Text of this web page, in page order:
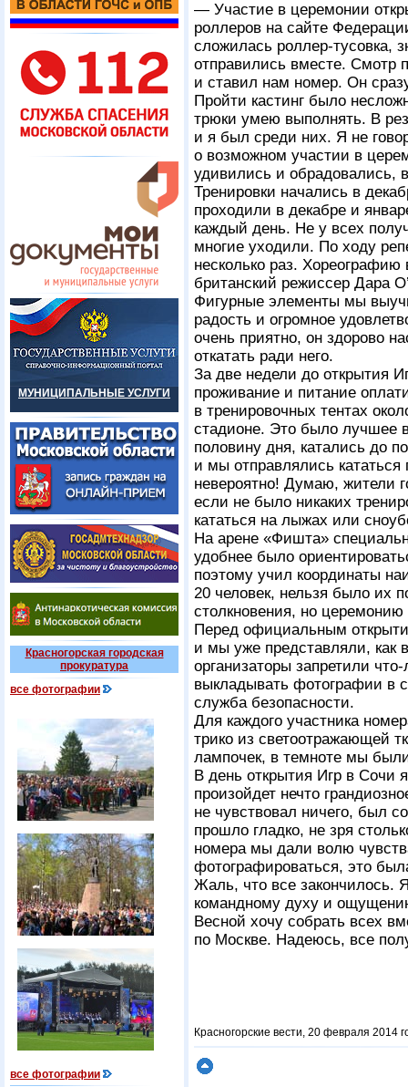
МУНИЦИПАЛЬНЫЕ УСЛУГИ
Красногорская городская
прокуратура
все фотографии
все фотографии
— Участие в церемонии
роллеров на сайте
сложилась роллер-тусовка,
отправились вместе. Смотр
и ставил нам номер. Он
Пройти кастинг было
трюки умею выполнять. В
и я был среди них. Я не
о возможном участии в
удивились и обрадовались,
Тренировки начались в
проходили в декабре и
каждый день. Не у всех
многие уходили. По ходу
несколько раз.
британский режиссер Дара
Фигурные элементы мы
радость и огромное
очень приятно, он здорово
откатать ради него.
За две недели до открытия
проживание и питание
в тренировочных тентах
стадионе. Это было лучшее
половину дня, катались до
и мы отправлялись
невероятно! Думаю, жители
если не было никаких
кататься на лыжах или
На арене «Фишта»
удобнее было
поэтому учил координаты
20 человек, нельзя было их
столкновения, но церемонию
Перед официальным
и мы уже представляли, как
организаторы запретили
выкладывать фотографии в
служба безопасности.
Для каждого участника
трико из светоотражающей
лампочек, в темноте мы
В день открытия Игр в Сочи
произойдет нечто
не чувствовал ничего, был
прошло гладко, не зря
номера мы дали волю
фотографироваться, это
Жаль, что все закончилось.
командному духу и
Весной хочу собрать всех
по Москве. Надеюсь, все
Красногорские вести, 20 февраля 2014